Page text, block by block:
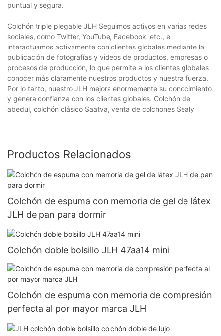
puntual y segura.
Colchón triple plegable JLH Seguimos activos en varias redes
sociales, como Twitter, YouTube, Facebook, etc., e
interactuamos activamente con clientes globales mediante la
publicación de fotografías y videos de productos, empresas o
procesos de producción, lo que permite a los clientes globales
conocer más claramente nuestros productos y nuestra fuerza.
Por lo tanto, nuestro JLH mejora enormemente su conocimiento
y genera confianza con los clientes globales. Colchón de
abedul, colchón clásico Saatva, venta de colchones Sealy
Productos Relacionados
Colchón de espuma con memoria de gel de látex
JLH de pan para dormir
Colchón doble bolsillo JLH 47aa14 mini
Colchón de espuma con memoria de compresión
perfecta al por mayor marca JLH